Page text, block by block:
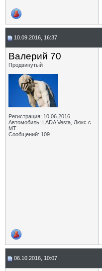
10.09.2016, 16:37
Валерий 70
Продвинутый
Регистрация: 10.06.2016
Автомобиль: LADA Vesta, Люкс с
МТ.
Сообщений: 109
06.10.2016, 10:07